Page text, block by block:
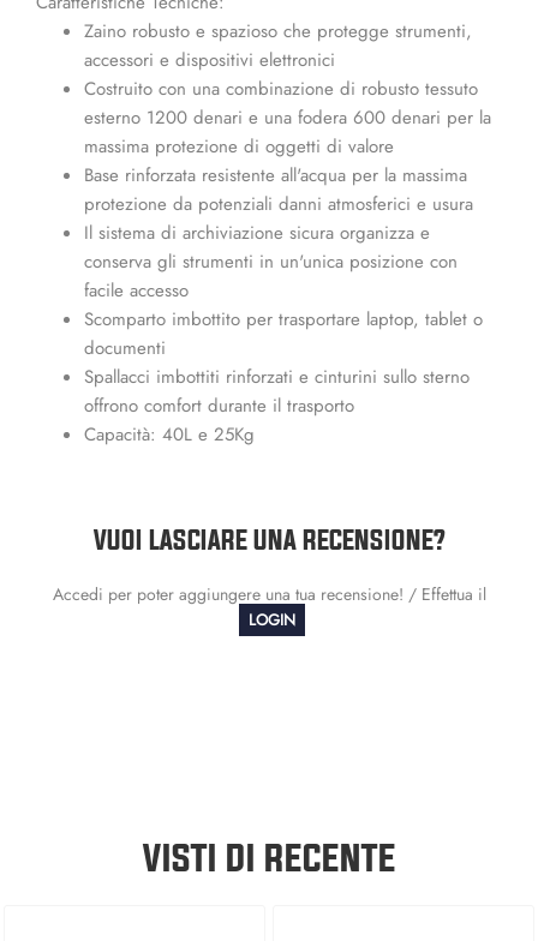
Zaino robusto e spazioso che protegge strumenti,
accessori e dispositivi elettronici
Costruito con una combinazione di robusto tessuto
esterno 1200 denari e una fodera 600 denari per la
massima protezione di oggetti di valore
Base rinforzata resistente all'acqua per la massima
protezione da potenziali danni atmosferici e usura
Il sistema di archiviazione sicura organizza e
conserva gli strumenti in un'unica posizione con
facile accesso
Scomparto imbottito per trasportare laptop, tablet o
documenti
Spallacci imbottiti rinforzati e cinturini sullo sterno
offrono comfort durante il trasporto
Capacità: 40L e 25Kg
VUOI LASCIARE UNA RECENSIONE?
Accedi per poter aggiungere una tua recensione! / Effettua il
LOGIN
VISTI DI RECENTE